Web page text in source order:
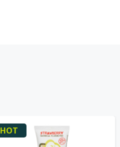
HOT